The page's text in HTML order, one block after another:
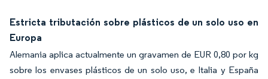
Estricta tributación sobre plásticos de un solo uso en
Europa
Alemania aplica actualmente un gravamen de EUR 0,80 por kg
sobre los envases plásticos de un solo uso, e Italia y España